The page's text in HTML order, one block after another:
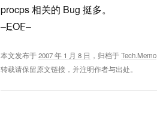
procps 相关的 Bug 挺多。
–EOF–
本文发布于2007 年 1 月 8 日 ，归档于Tech.Memo
转载请保留原文链接，并注明作者与出处。